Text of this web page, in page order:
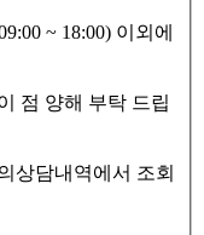
~ 18:00) 이외에
점 양해 부탁 드립
상담내역에서 조회